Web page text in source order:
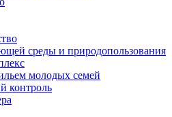
среды и природопользования
молодых семей
контроль